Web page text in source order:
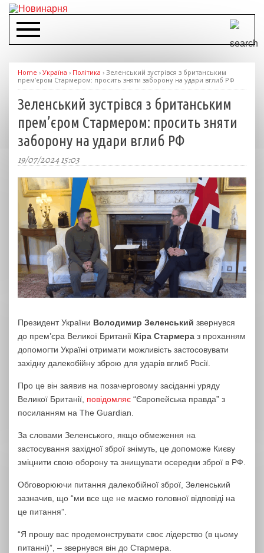
Home › Україна › Політика › Зеленський зустрівся з британським
прем’єром Стармером: просить зняти заборону на удари вглиб РФ
Зеленський зустрівся з британським
прем’єром Стармером: просить зняти
заборону на удари вглиб РФ
19/07/2024 15:03
Президент України Володимир Зеленський звернувся
до прем’єра Великої Британії Кіра Стармера з проханням
допомогти Україні отримати можливість застосовувати
західну далекобійну зброю для ударів вглиб Росії.
Про це він заявив на позачерговому засіданні уряду
Великої Британії, повідомляє “Європейська правда” з
посиланням на The Guardian.
За словами Зеленського, якщо обмеження на
застосування західної зброї знімуть, це допоможе Києву
зміцнити свою оборону та знищувати осередки зброї в РФ.
Обговорюючи питання далекобійної зброї, Зеленський
зазначив, що “ми все ще не маємо головної відповіді на
це питання”.
“Я прошу вас продемонструвати своє лідерство (в цьому
питанні)”, – звернувся він до Стармера.